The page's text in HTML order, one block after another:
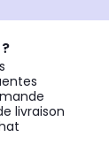
livraison